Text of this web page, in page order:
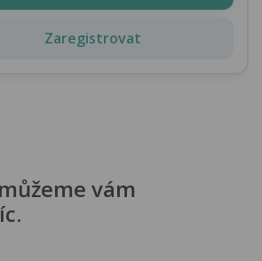
Zaregistrovat
vám